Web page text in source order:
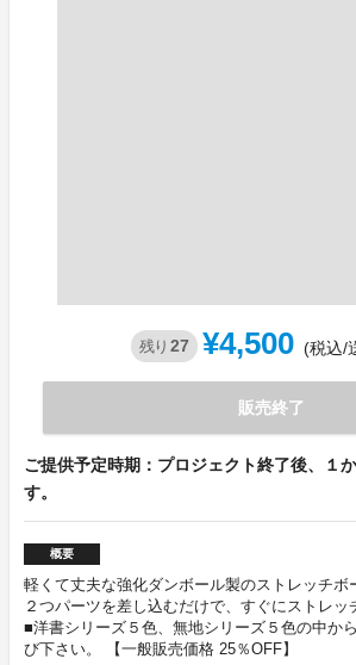
残り 27 ¥4,500 (税込/
販売終了
ご提供予定時期：プロジェクト終了後、１
す。
概要
軽くて丈夫な強化ダンボール製のストレッチボ
２つパーツを差し込むだけで、すぐにストレッ
■洋書シリーズ５色、無地シリーズ５色の中か
び下さい。 【一般販売価格 25％OFF】